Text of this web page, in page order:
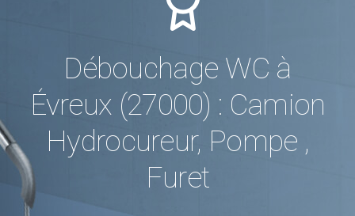
Débouchage WC à
Évreux (27000) : Camion
Hydrocureur, Pompe ,
Furet